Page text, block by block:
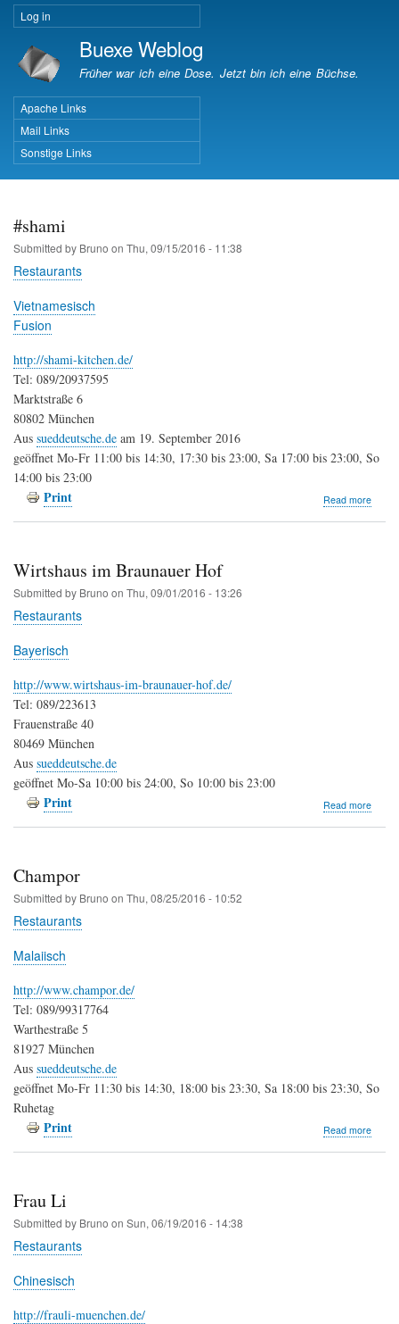
Skip
to
main
content
User
account
menu
Log in
Buexe Weblog
Früher war ich eine Dose. Jetzt bin ich eine Büchse.
Important Pages
Apache Links
Mail Links
Sonstige Links
#shami
Submitted by Bruno on Thu, 09/15/2016 - 11:38
Restaurants
Vietnamesisch
Fusion
http://shami-kitchen.de/
Tel: 089/20937595
Marktstraße 6
80802 München
Aus sueddeutsche.de am 19. September 2016
geöffnet Mo-Fr 11:00 bis 14:30, 17:30 bis 23:00, Sa 17:00 bis 23:00, So
14:00 bis 23:00
Print Read moreabout
Wirtshaus im Braunauer Hof
Submitted by Bruno on Thu, 09/01/2016 - 13:26
Restaurants
Bayerisch
http://www.wirtshaus-im-braunauer-hof.de/
Tel: 089/223613
Frauenstraße 40
80469 München
Aus sueddeutsche.de
geöffnet Mo-Sa 10:00 bis 24:00, So 10:00 bis 23:00
Print Read moreabout
Champor
Submitted by Bruno on Thu, 08/25/2016 - 10:52
Restaurants
Malaiisch
http://www.champor.de/
Tel: 089/99317764
Warthestraße 5
81927 München
Aus sueddeutsche.de
geöffnet Mo-Fr 11:30 bis 14:30, 18:00 bis 23:30, Sa 18:00 bis 23:30, So
Ruhetag
Print Read moreabout
Frau Li
Submitted by Bruno on Sun, 06/19/2016 - 14:38
Restaurants
Chinesisch
http://frauli-muenchen.de/